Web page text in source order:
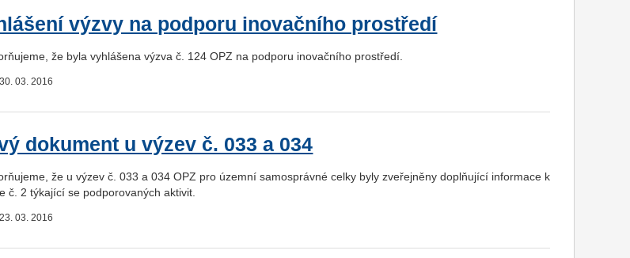
výzvy na podporu inovačního prostředí
že byla vyhlášena výzva č. 124 OPZ na podporu inovačního prostředí.
30. 03. 2016
dokument u výzev č. 033 a 034
že u výzev č. 033 a 034 OPZ pro územní samosprávné celky byly zveřejněny doplňující informace k
č. 2 týkající se podporovaných aktivit.
23. 03. 2016